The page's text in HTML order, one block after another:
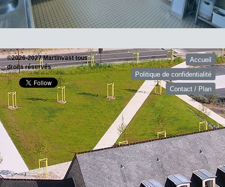
©2026-2027 Martinvast tous
droits réservés
Accueil
Politique de confidentialité
Contact / Plan